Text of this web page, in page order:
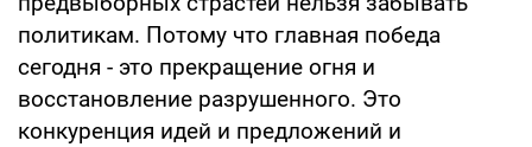
политикам. Потому что главная победа
сегодня - это прекращение огня и
восстановление разрушенного. Это
конкуренция идей и предложений и